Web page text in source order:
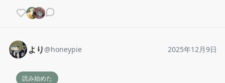
より @honeypie 2025年12月9日
読み始めた